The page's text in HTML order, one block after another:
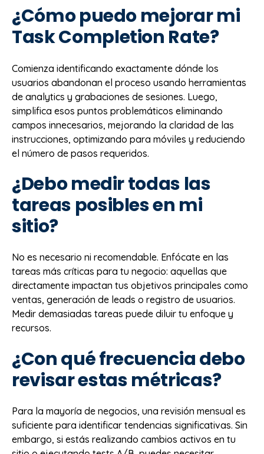
¿Cómo puedo mejorar mi
Task Completion Rate?
Comienza identificando exactamente dónde los
usuarios abandonan el proceso usando herramientas
de analytics y grabaciones de sesiones. Luego,
simplifica esos puntos problemáticos eliminando
campos innecesarios, mejorando la claridad de las
instrucciones, optimizando para móviles y reduciendo
el número de pasos requeridos.
¿Debo medir todas las
tareas posibles en mi
sitio?
No es necesario ni recomendable. Enfócate en las
tareas más críticas para tu negocio: aquellas que
directamente impactan tus objetivos principales como
ventas, generación de leads o registro de usuarios.
Medir demasiadas tareas puede diluir tu enfoque y
recursos.
¿Con qué frecuencia debo
revisar estas métricas?
Para la mayoría de negocios, una revisión mensual es
suficiente para identificar tendencias significativas. Sin
embargo, si estás realizando cambios activos en tu